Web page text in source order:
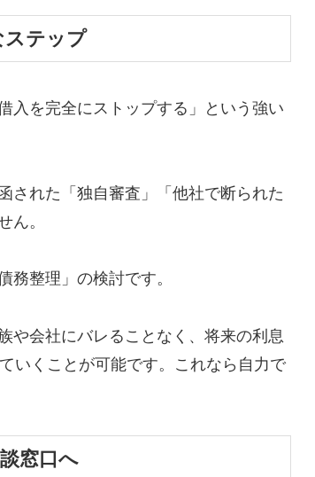
ステップ
入を完全にストップする」という強い
された「独自審査」「他社で断られた
ん。
務整理」の検討です。
や会社にバレることなく、将来の利息
いくことが可能です。これなら自力で
窓口へ